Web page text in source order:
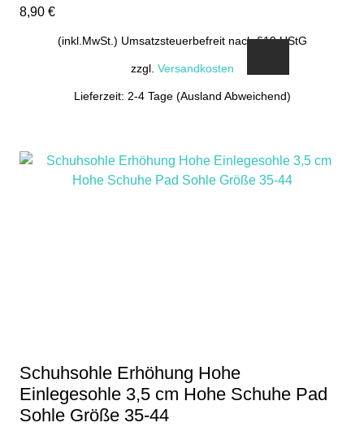
8,90 €
(inkl.MwSt.) Umsatzsteuerbefreit nach §19 UStG
zzgl. Versandkosten
Lieferzeit: 2-4 Tage (Ausland Abweichend)
Schuhsohle Erhöhung Hohe
Einlegesohle 3,5 cm Hohe Schuhe Pad
Sohle Größe 35-44